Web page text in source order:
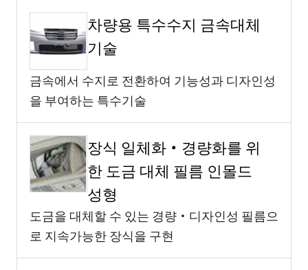
차량용 특수수지 금속대체
기술
금속에서 수지로 전환하여 기능성과 디자인성
을 부여하는 특수기술
장식 일체화・경량화를 위
한 도금 대체 필름 인몰드
성형
도금을 대체할 수 있는 경량・디자인성 필름으
로 지속가능한 장식을 구현